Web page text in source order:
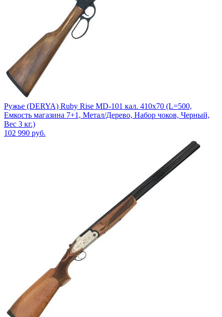
Ружье (DERYA) Ruby Rise MD-101 кал. 410х70 (L=500,
Емкость магазина 7+1, Метал/Дерево, Набор чоков, Черный,
Вес 3 кг.)
102 990 руб.